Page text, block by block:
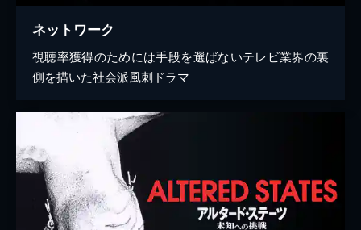
ネットワーク
視聴率獲得のためには手段を選ばないテレビ業界の裏
側を描いた社会派風刺ドラマ